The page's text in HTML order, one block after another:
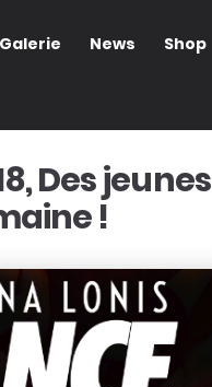
Galerie News
Shop
Des jeunes
!